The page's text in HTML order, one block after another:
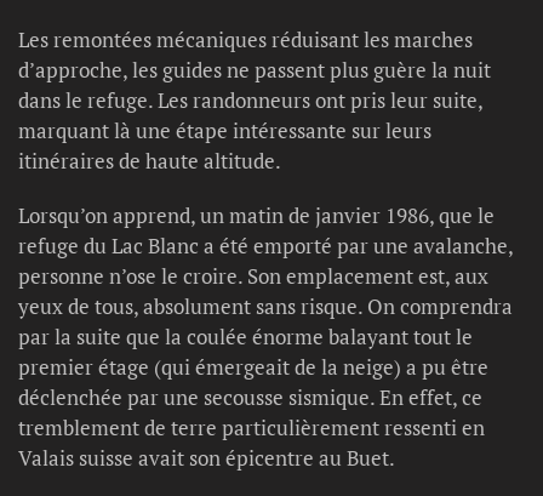
Les remontées mécaniques réduisant les marches
d’approche, les guides ne passent plus guère la nuit
dans le refuge. Les randonneurs ont pris leur suite,
marquant là une étape intéressante sur leurs
itinéraires de haute altitude.
Lorsqu’on apprend, un matin de janvier 1986, que le
refuge du Lac Blanc a été emporté par une avalanche,
personne n’ose le croire. Son emplacement est, aux
yeux de tous, absolument sans risque. On comprendra
par la suite que la coulée énorme balayant tout le
premier étage (qui émergeait de la neige) a pu être
déclenchée par une secousse sismique. En effet, ce
tremblement de terre particulièrement ressenti en
Valais suisse avait son épicentre au Buet.